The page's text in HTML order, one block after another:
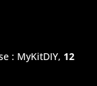
: MyKitDIY, 12